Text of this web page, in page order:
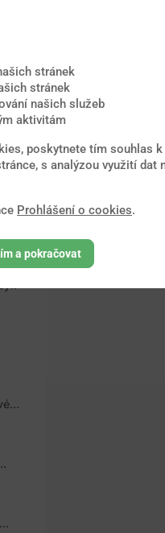
ze...
stránek
stránek
našich služeb
aktivitám
poskytnete tím souhlas
s analýzou využití dat
Prohlášení o cookies.
a pokračovat